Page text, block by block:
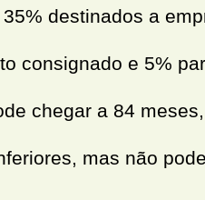
destinados a
consignado e 5%
chegar a 84
mas não